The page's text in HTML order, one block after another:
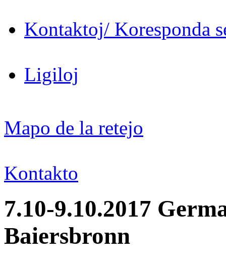
Kontaktoj/ Koresponda
Ligiloj
Mapo de la retejo
Kontakto
7.10-9.10.2017
Baiersbronn